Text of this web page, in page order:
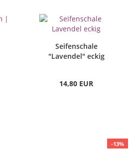
Seifenschale
"Lavendel" eckig
14,80 EUR
-13%